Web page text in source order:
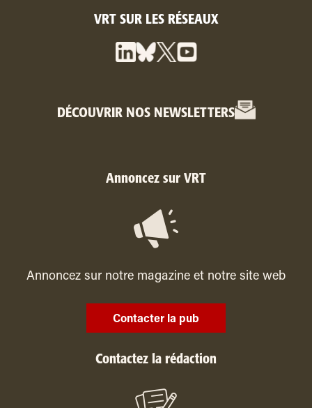
VRT SUR LES RÉSEAUX
DÉCOUVRIR NOS NEWSLETTERS
Annoncez sur VRT
Annoncez sur notre magazine et notre site web
Contacter la pub
Contactez la rédaction